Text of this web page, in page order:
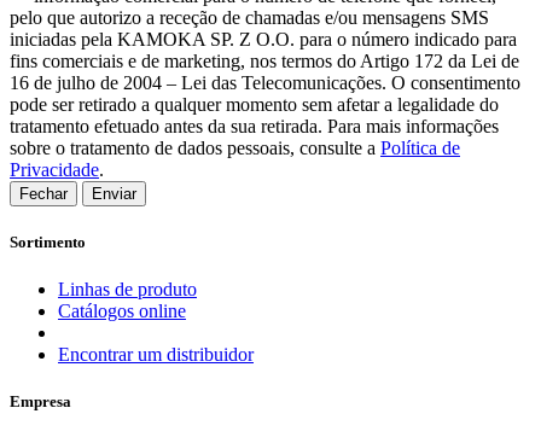
pelo que autorizo a receção de chamadas e/ou mensagens SMS
iniciadas pela KAMOKA SP. Z O.O. para o número indicado para
fins comerciais e de marketing, nos termos do Artigo 172 da Lei de
16 de julho de 2004 – Lei das Telecomunicações. O consentimento
pode ser retirado a qualquer momento sem afetar a legalidade do
tratamento efetuado antes da sua retirada. Para mais informações
sobre o tratamento de dados pessoais, consulte a Política de
Privacidade.
Fechar Enviar
Sortimento
Linhas de produto
Catálogos online
Encontrar um distribuidor
Empresa